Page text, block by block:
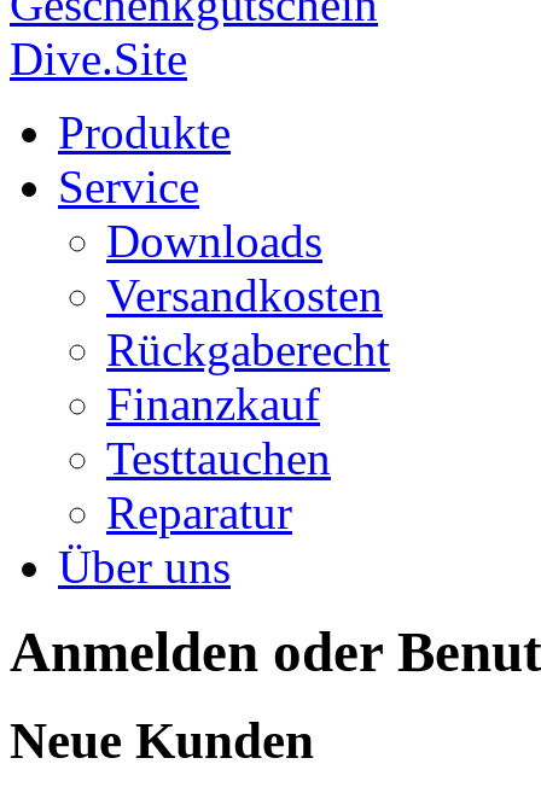
Dive.Site
Produkte
Service
Downloads
Versandkosten
Rückgaberecht
Finanzkauf
Testtauchen
Reparatur
Über uns
Anmelden oder
Neue Kunden